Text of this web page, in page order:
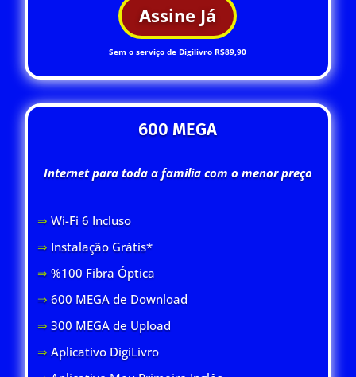
Assine Já
Sem o serviço de Digilivro R$89,90
600 MEGA
Internet para toda a família com o menor preço
⇒ Wi-Fi 6 Incluso
⇒ Instalação Grátis*
⇒ %100 Fibra Óptica
⇒ 600 MEGA de Download
⇒300 MEGA de Upload
⇒Aplicativo DigiLivro